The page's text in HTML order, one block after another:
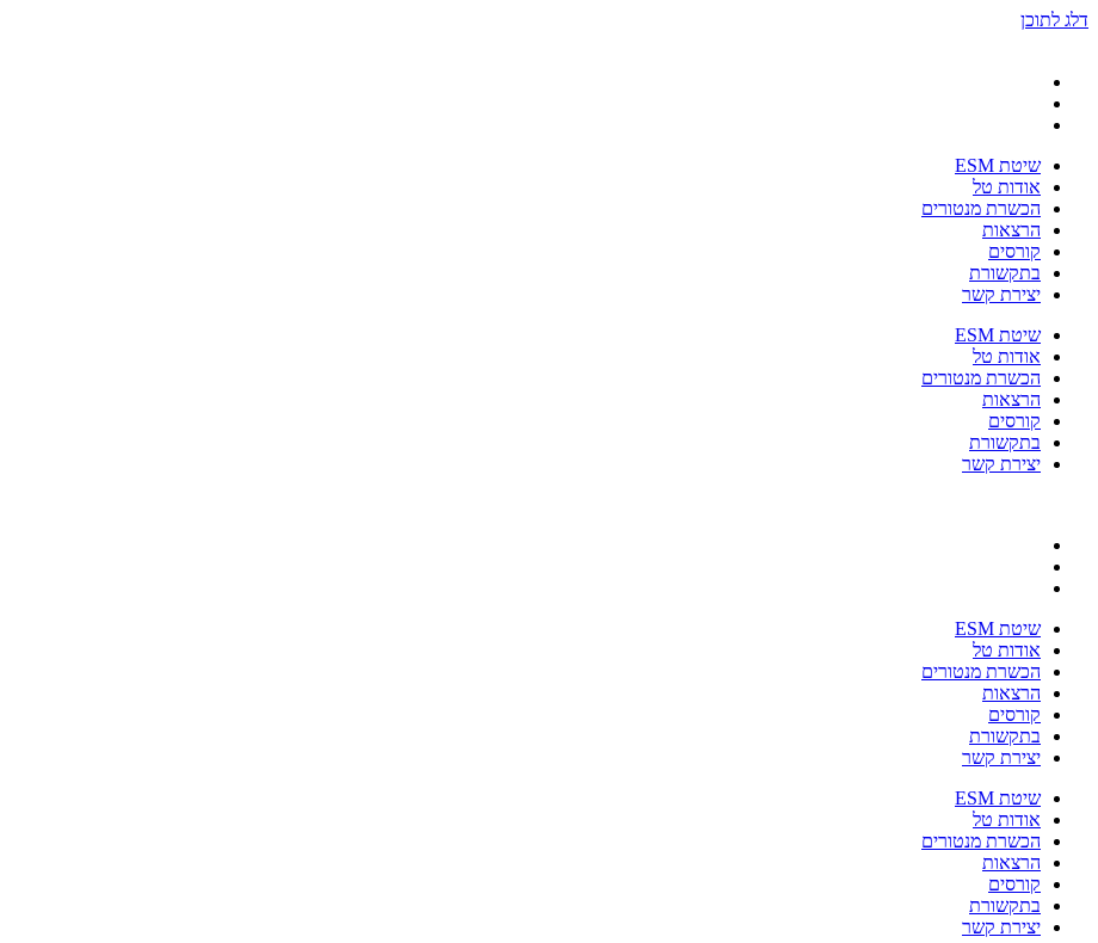
דלג לתוכן
שיטת ESM
אודות טל
הכשרת מנטורים
הרצאות
קורסים
בתקשורת
יצירת קשר
שיטת ESM
אודות טל
הכשרת מנטורים
הרצאות
קורסים
בתקשורת
יצירת קשר
שיטת ESM
אודות טל
הכשרת מנטורים
הרצאות
קורסים
בתקשורת
יצירת קשר
שיטת ESM
אודות טל
הכשרת מנטורים
הרצאות
קורסים
בתקשורת
יצירת קשר